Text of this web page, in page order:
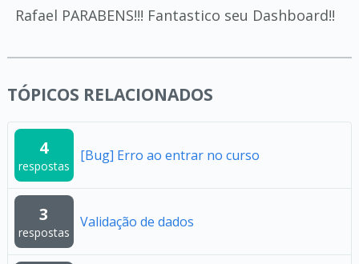
Rafael PARABENS!!! Fantastico seu Dashboard!!
TÓPICOS RELACIONADOS
4
respostas
[Bug] Erro ao entrar no curso
3
respostas
Validação de dados